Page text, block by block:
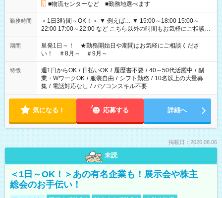
■物流センターなど ■勤務地選べます
勤務時間
＜1日3時間～OK！＞ ▼ 例えば… ▼ 15:00～18:00 15:00～
22:00 17:00～22:00 など こちら以外の時間もお気軽にご相談く
ださい！
期間
単発1日～！ ★勤務開始日や期間はお気軽にご相談くださ
い！ ＃8月～ ＃9月～
特徴 週1日からOK / 日払いOK / 履歴書不要 / 40～50代活躍中 / 副
業・WワークOK / 服装自由 / シフト勤務 / 10名以上の大量募
集 / 電話対応なし / パソコンスキル不要
気になる！ 応募する 詳細へ
掲載日：2026.08.06
未読
＜1日～OK！＞あの有名企業も！展示会や株主
総会のお手伝い！